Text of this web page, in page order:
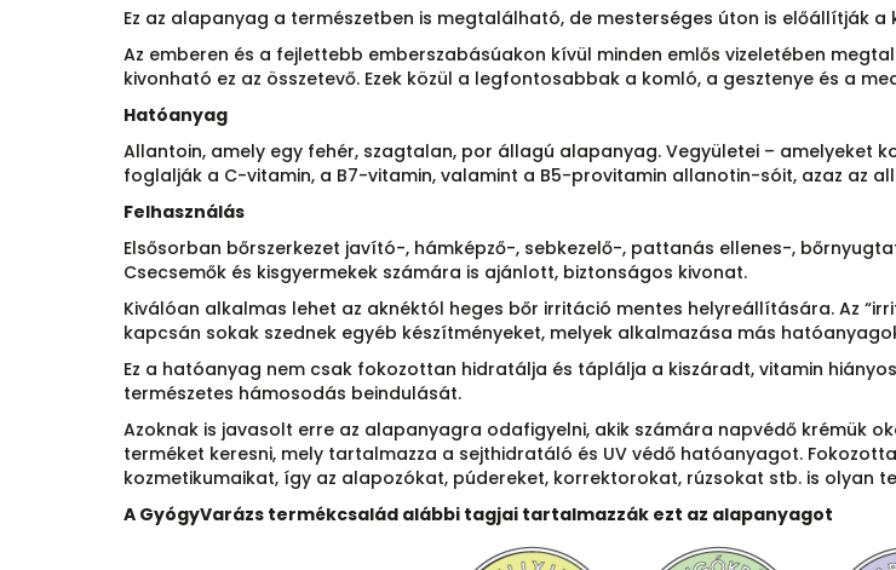
Ez az alapanyag a természetben is megtalálható, de mesterséges úton is előállítják a
Az emberen és a fejlettebb emberszabásúakon kívül minden emlős vizeletében
kivonható ez az összetevő. Ezek közül a legfontosabbak a komló, a gesztenye és a
Hatóanyag
Allantoin, amely egy fehér, szagtalan, por állagú alapanyag. Vegyületei – amelyeket
foglalják a C-vitamin, a B7-vitamin, valamint a B5-provitamin allanotin-sóit, azaz az
Felhasználás
Elsősorban bőrszerkezet javító-, hámképző-, sebkezelő-, pattanás ellenes-,
Csecsemők és kisgyermekek számára is ajánlott, biztonságos kivonat.
Kiválóan alkalmas lehet az aknéktól heges bőr irritáció mentes helyreállítására. Az
kapcsán sokak szednek egyéb készítményeket, melyek alkalmazása más
Ez a hatóanyag nem csak fokozottan hidratálja és táplálja a kiszáradt, vitamin
természetes hámosodás beindulását.
Azoknak is javasolt erre az alapanyagra odafigyelni, akik számára napvédő krémük
terméket keresni, mely tartalmazza a sejthidratáló és UV védő hatóanyagot.
kozmetikumaikat, így az alapozókat, púdereket, korrektorokat, rúzsokat stb. is olyan
A GyógyVarázs termékcsalád alábbi tagjai tartalmazzák ezt az alapanyagot